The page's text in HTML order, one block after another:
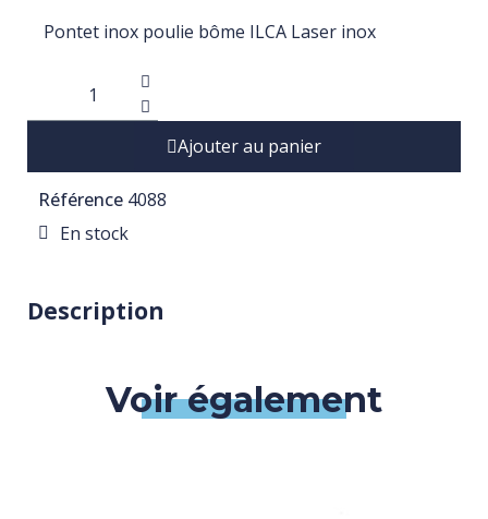
Pontet inox poulie bôme ILCA Laser inox
Ajouter au panier
Référence 4088
En stock
Description
Voir également